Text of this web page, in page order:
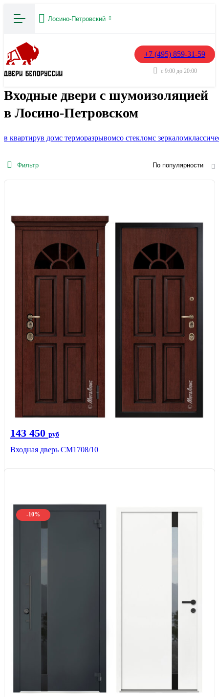
Лосино-Петровский
+7 (495) 859-31-59
с 9:00 до 20:00
Входные двери с шумоизоляцией
в Лосино-Петровском
в квартирув домс терморазрывомсо стекломс зеркалом
Фильтр По популярности
143 450 руб
Входная дверь CМ1708/10
-10%